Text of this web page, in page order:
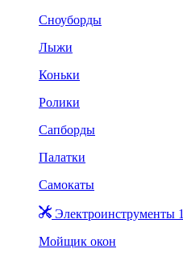
Сноуборды
Лыжи
Коньки
Ролики
Сапборды
Палатки
Самокаты
Электроинструменты 1
Мойщик окон